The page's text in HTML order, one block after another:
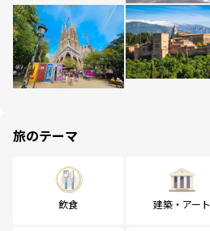
旅のテーマ
飲食 建築・アート